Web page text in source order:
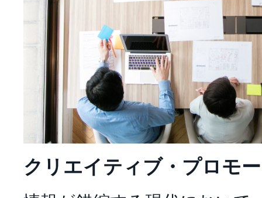
クリエイティブ・プロモ